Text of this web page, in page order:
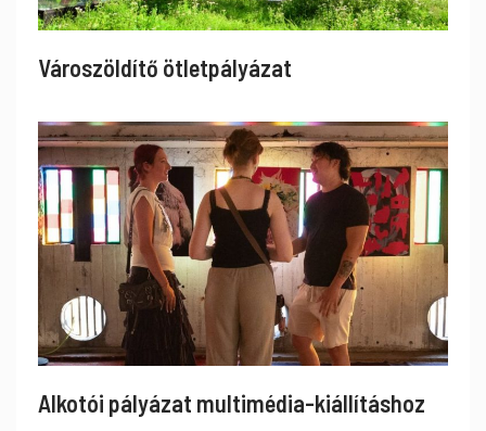
Városzöldítő ötletpályázat
Alkotói pályázat multimédia-kiállításhoz